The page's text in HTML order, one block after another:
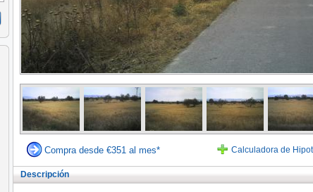
Calculadora de
Compra desde €351 al mes*
Descripción